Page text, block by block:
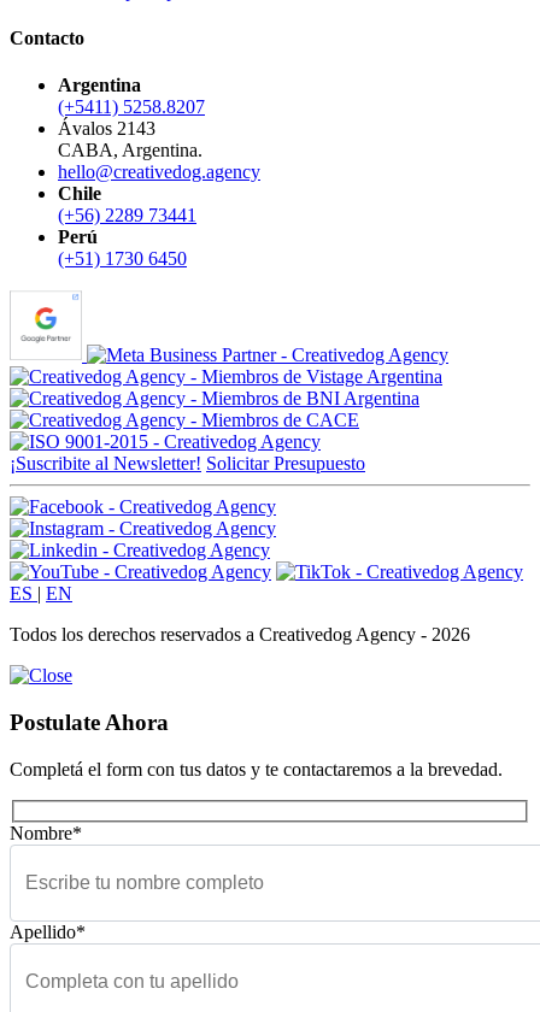
Contacto
Argentina
(+5411) 5258.8207
Ávalos 2143
CABA, Argentina.
hello@creativedog.agency
Chile
(+56) 2289 73441
Perú
(+51) 1730 6450
¡Suscribite al Newsletter! Solicitar Presupuesto
ES | EN
Todos los derechos reservados a Creativedog Agency - 2026
Postulate Ahora
Completá el form con tus datos y te contactaremos a la brevedad.
Nombre*
Apellido*